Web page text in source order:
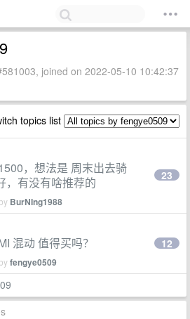
joined on 2022-05-10 10:42:37
topics list
，想法是 周末出去骑
，有没有啥推荐的
BurNIng1988
23
混动 值得买吗？
fengye0509
12